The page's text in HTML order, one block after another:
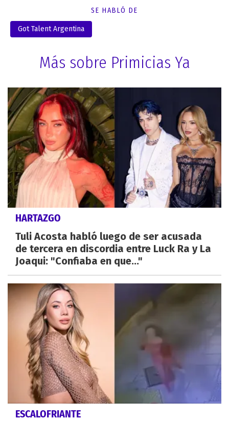
SE HABLÓ DE
Got Talent Argentina
Más sobre Primicias Ya
HARTAZGO
Tuli Acosta habló luego de ser acusada
de tercera en discordia entre Luck Ra y La
Joaqui: "Confiaba en que..."
ESCALOFRIANTE